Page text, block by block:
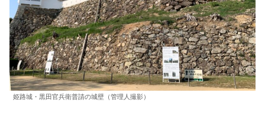
姫路城・黒田官兵衛普請の城壁（管理人撮影）